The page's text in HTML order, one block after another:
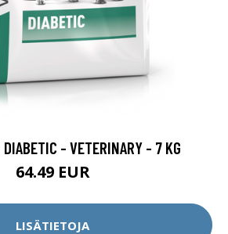
DIABETIC - VETERINARY - 7 KG
64.49 EUR
LISÄTIETOJA